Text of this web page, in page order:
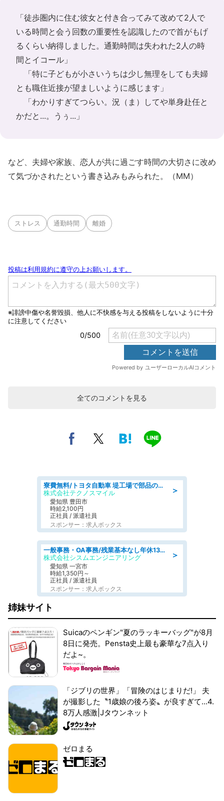
「徒歩圏内に住む彼女と付き合ってみて改めて2人で
いる時間と会う回数の重要性を認識したので首がもげ
るくらい納得しました。通勤時間は失われた2人の時
間とイコール」
「特に子どもが小さいうちは少し無理をしても夫婦
とも職住近接が望ましいように感じます」
「わかりすぎてつらい。況（ま）してや単身赴任と
かだと...。うぅ...」
など、夫婦や家族、恋人が共に過ごす時間の大切さに改め
て気づかされたという書き込みもみられた。（MM）
ストレス 通勤時間 離婚
全てのコメントを見る
＞
寮費無料/トヨタ自動車 堤工場で部品の組立製造/tutumi
株式会社テクノスマイル
愛知県 豊田市
時給2,100円
正社員 / 派遣社員
スポンサー：求人ボックス
＞
一般事務・OA事務/残業基本なし年休130日社保完備の一般・調達事務
株式会社シスムエンジニアリング
愛知県 一宮市
時給1,350円～
正社員 / 派遣社員
スポンサー：求人ボックス
姉妹サイト
Suicaのペンギン"夏のラッキーバッグ"が8月
8日に発売。Pensta史上最も豪華な7点入り
だよ~。
「ジブリの世界」「冒険のはじまりだ!」 夫
が撮影した〝1歳娘の後ろ姿〟が良すぎて...4.
8万人感激|Jタウンネット
ゼロまる